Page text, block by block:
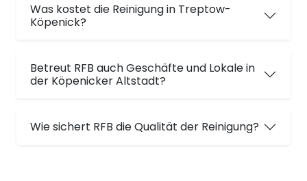
Was kostet die Reinigung in Treptow-
Köpenick?
Betreut RFB auch Geschäfte und Lokale in
der Köpenicker Altstadt?
Wie sichert RFB die Qualität der Reinigung?